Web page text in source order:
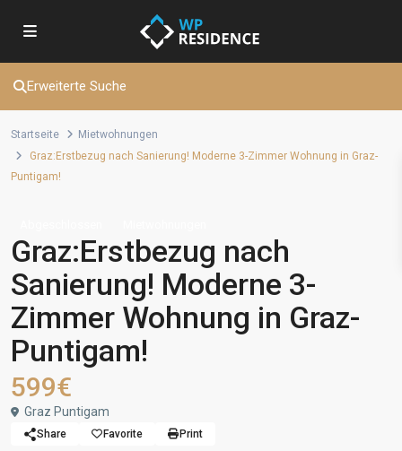
Erweiterte Suche
Startseite
Mietwohnungen
Graz:Erstbezug nach Sanierung! Moderne 3-Zimmer Wohnung in Graz-
Puntigam!
Graz:Erstbezug nach
Sanierung! Moderne 3-
Zimmer Wohnung in Graz-
Puntigam!
599€
Graz Puntigam
Share Favorite Print